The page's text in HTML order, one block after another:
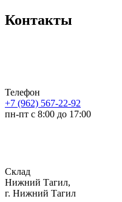
Контакты
Телефон
+7 (962) 567-22-92
пн-пт с 8:00 до 17:00
Склад
Нижний Тагил,
г. Нижний Тагил